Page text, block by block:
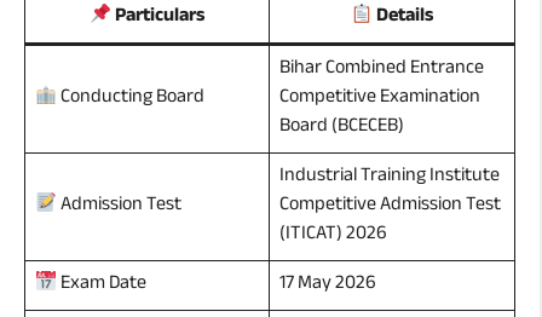
Particulars Details
Conducting Board
Bihar Combined Entrance
Competitive Examination
Board (BCECEB)
Admission Test
Industrial Training Institute
Competitive Admission Test
(ITICAT) 2026
Exam Date
17 May 2026